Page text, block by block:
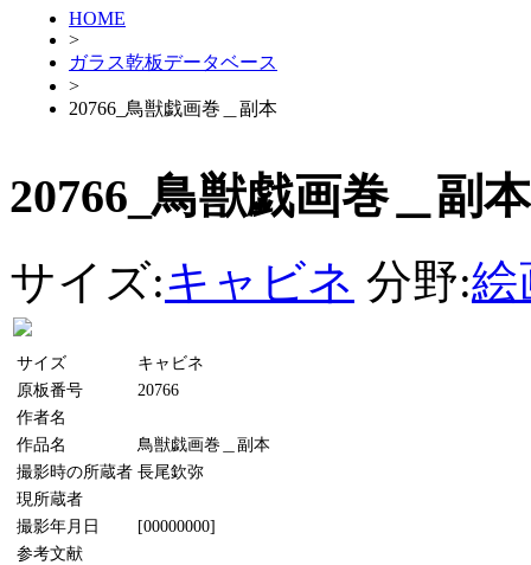
HOME
>
ガラス乾板データベース
>
20766_鳥獣戯画巻＿副本
20766_鳥獣戯画巻＿副本
サイズ:キャビネ 分野:絵
サイズ
キャビネ
原板番号
20766
作者名
作品名
鳥獣戯画巻＿副本
撮影時の所蔵者 長尾欽弥
現所蔵者
撮影年月日
[00000000]
参考文献